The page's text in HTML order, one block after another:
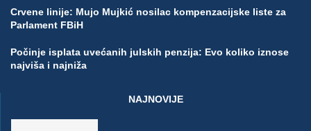
Crvene linije: Mujo Mujkić nosilac kompenzacijske liste za
Parlament FBiH
Počinje isplata uvećanih julskih penzija: Evo koliko iznose
najviša i najniža
NAJNOVIJE